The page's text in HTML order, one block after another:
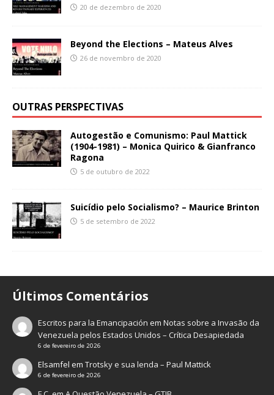
20 de dezembro de 2020
Beyond the Elections – Mateus Alves
26 de novembro de 2020
OUTRAS PERSPECTIVAS
Autogestão e Comunismo: Paul Mattick
(1904-1981) – Monica Quirico & Gianfranco
Ragona
5 de outubro de 2022
Suicídio pelo Socialismo? – Maurice Brinton
5 de setembro de 2022
Últimos Comentários
Escritos para la Emancipación emNotas sobre a Invasão da
Venezuela pelos Estados Unidos – Crítica Desapiedada
6 de fevereiro de 2026
Elsamfel emTrotsky e sua lenda – Paul Mattick
6 de fevereiro de 2026